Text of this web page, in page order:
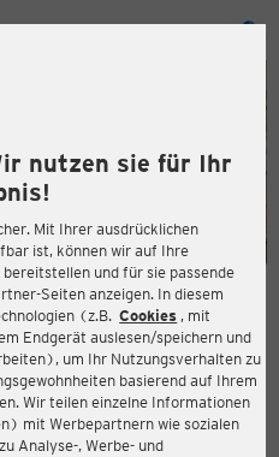
nutzen sie für Ihr
Mit Ihrer ausdrücklichen
ist, können wir auf Ihre
und für sie passende
Seiten anzeigen. In diesem
(z.B. Cookies , mit
Endgerät auslesen/speichern und
um Ihr Nutzungsverhalten zu
basierend auf Ihrem
Wir teilen einzelne Informationen
mit Werbepartnern wie sozialen
Analyse-, Werbe- und
FILIALE
18
Erding
Bewertung: